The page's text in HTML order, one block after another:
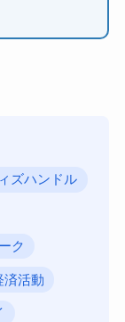
ズハンドル
ク
済活動